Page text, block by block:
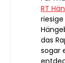
RT
das
sogar